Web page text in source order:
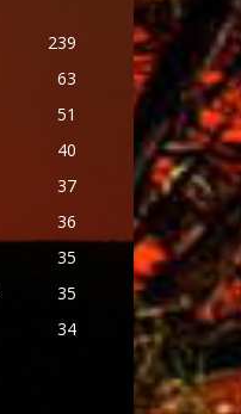
239
63
51
40
37
36
35
35
34